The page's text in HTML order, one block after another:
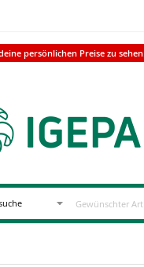
persönlichen Preise zu sehen.